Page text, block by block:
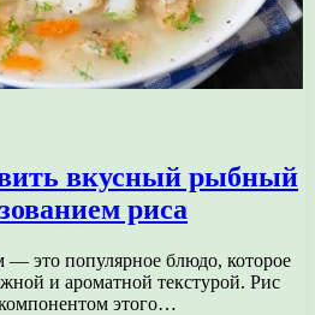
вкусный рыбный
риса
это популярное блюдо, которое
и ароматной текстурой. Рис
этого…